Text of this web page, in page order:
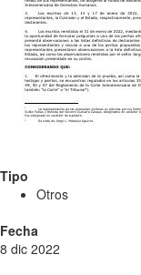
Tipo
Otros
Fecha
8 dic 2022